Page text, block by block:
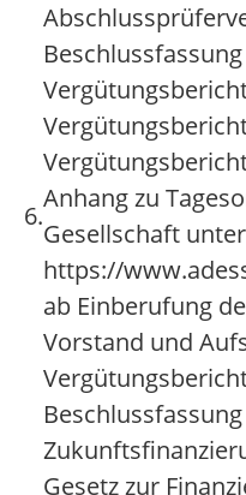
6.
Anhang zu
Gesellschaft unter
https://
ab Einberufung
Vorstand und
Gesetz zur